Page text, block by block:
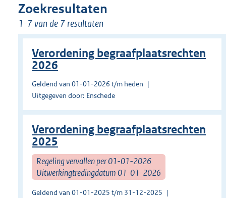
Zoekresultaten
1-7 van de 7 resultaten
Verordening begraafplaatsrechten
2026
Geldend van 01-01-2026 t/m heden
Uitgegeven door: Enschede
Verordening begraafplaatsrechten
2025
Regeling vervallen per 01-01-2026
Uitwerkingtredingdatum 01-01-2026
Geldend van 01-01-2025 t/m 31-12-2025